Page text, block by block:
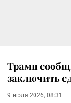
Трамп
заключить
9 июля 2026, 08:31